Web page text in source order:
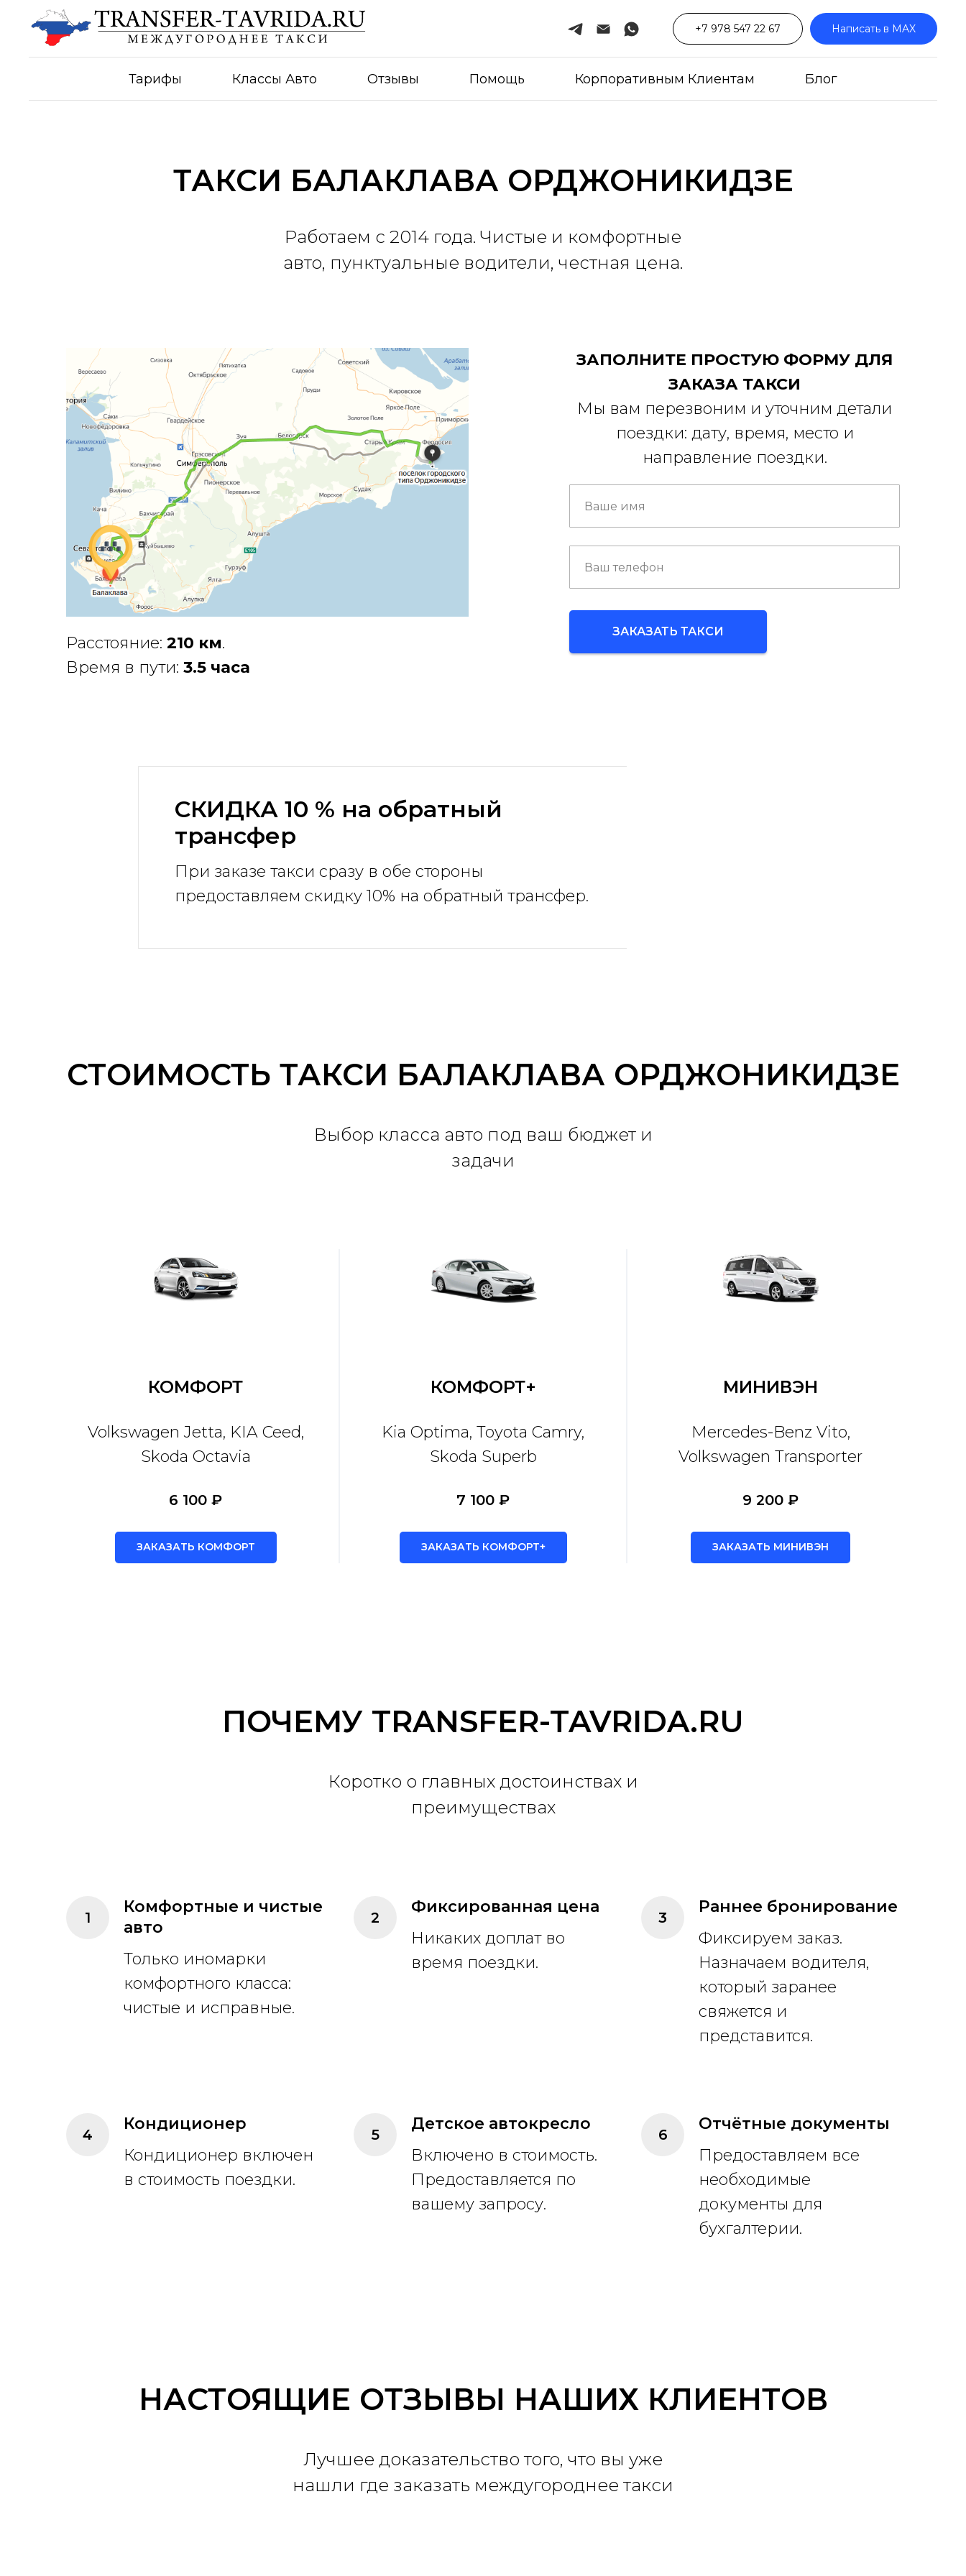
+7 978 547 22 67 Написать в MAX
Тарифы Классы Авто Отзывы Помощь Корпоративным Клиентам Блог
ТАКСИ БАЛАКЛАВА ОРДЖОНИКИДЗЕ
Работаем с 2014 года. Чистые и комфортные
авто, пунктуальные водители, честная цена.
Расстояние: 210 км.
Время в пути: 3.5 часа
ЗАПОЛНИТЕ ПРОСТУЮ ФОРМУ ДЛЯ
ЗАКАЗА ТАКСИ
Мы вам перезвоним и уточним детали
поездки: дату, время, место и
направление поездки.
ЗАКАЗАТЬ ТАКСИ
СКИДКА 10 % на обратный
трансфер
При заказе такси сразу в обе стороны
предоставляем скидку 10% на обратный трансфер.
СТОИМОСТЬ ТАКСИ БАЛАКЛАВА ОРДЖОНИКИДЗЕ
Выбор класса авто под ваш бюджет и
задачи
КОМФОРТ
Volkswagen Jetta, KIA Ceed,
Skoda Octavia
6 100 ₽
ЗАКАЗАТЬ КОМФОРТ
КОМФОРТ+
Kia Optima, Toyota Camry,
Skoda Superb
7 100 ₽
ЗАКАЗАТЬ КОМФОРТ+
МИНИВЭН
Mercedes-Benz Vito,
Volkswagen Transporter
9 200 ₽
ЗАКАЗАТЬ МИНИВЭН
ПОЧЕМУ TRANSFER-TAVRIDA.RU
Коротко о главных достоинствах и
преимуществах
Комфортные и чистые
авто
Только иномарки
комфортного класса:
чистые и исправные.
Фиксированная цена
Никаких доплат во
время поездки.
Раннее бронирование
Фиксируем заказ.
Назначаем водителя,
который заранее
свяжется и
представится.
Кондиционер
Кондиционер включен
в стоимость поездки.
Детское автокресло
Включено в стоимость.
Предоставляется по
вашему запросу.
Отчётные документы
Предоставляем все
необходимые
документы для
бухгалтерии.
НАСТОЯЩИЕ ОТЗЫВЫ НАШИХ КЛИЕНТОВ
Лучшее доказательство того, что вы уже
нашли где заказать междугороднее такси